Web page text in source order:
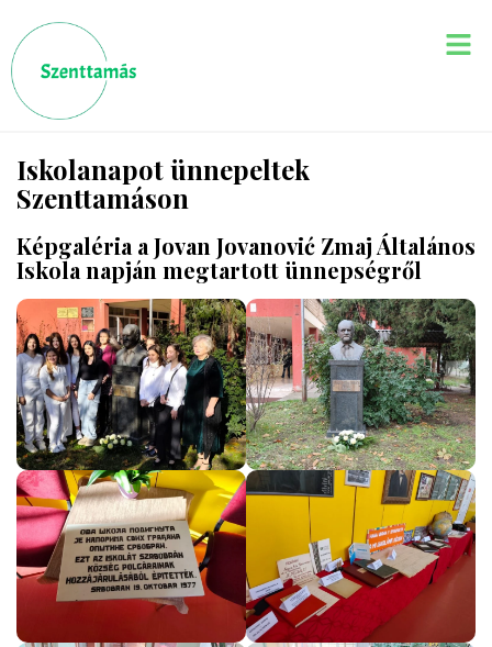
Iskolanapot ünnepeltek
Szenttamáson
Képgaléria a Jovan Jovanović Zmaj Általános
Iskola napján megtartott ünnepségről